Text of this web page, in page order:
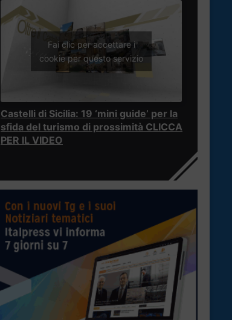
Fai clic per accettare i
cookie per questo servizio
Castelli di Sicilia: 19 ‘mini guide’ per la
sfida del turismo di prossimità CLICCA
PER IL VIDEO